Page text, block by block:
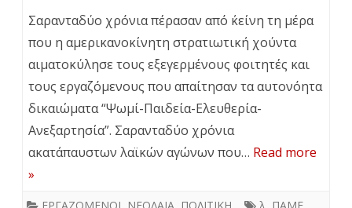
Σαρανταδύο χρόνια πέρασαν από ΄κείνη τη μέρα
που η αμερικανοκίνητη στρατιωτική χούντα
αιματοκύλησε τους εξεγερμένους φοιτητές και
τους εργαζόμενους που απαίτησαν τα αυτονόητα
δικαιώματα “Ψωμί-Παιδεία-Ελευθερία-
Ανεξαρτησία”. Σαρανταδύο χρόνια
ακατάπαυστων λαϊκών αγώνων που… Read more
»